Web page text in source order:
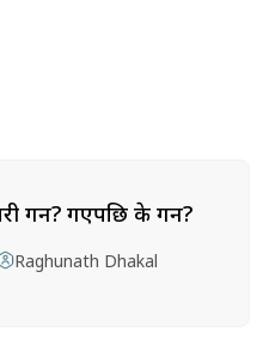
गर्ने? गएपछि के गर्ने?
Raghunath Dhakal